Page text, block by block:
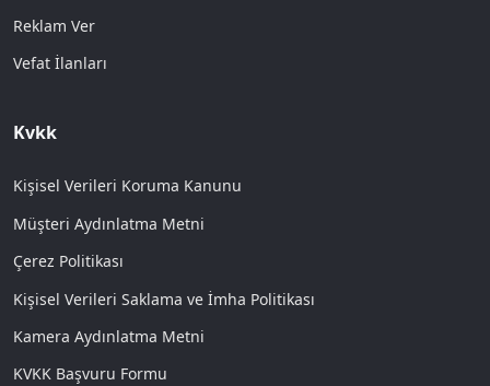
Reklam Ver
Vefat İlanları
Kvkk
Kişisel Verileri Koruma Kanunu
Müşteri Aydınlatma Metni
Çerez Politikası
Kişisel Verileri Saklama ve İmha Politikası
Kamera Aydınlatma Metni
KVKK Başvuru Formu